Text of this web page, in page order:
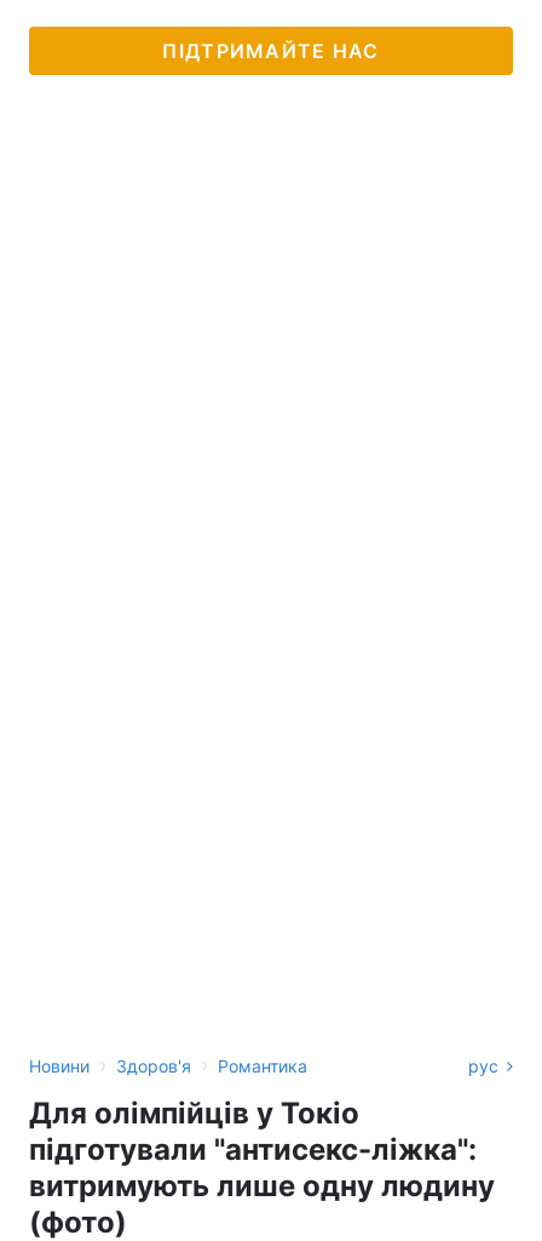
ПІДТРИМАЙТЕ НАС
Новини › Здоров'я › Романтика рус
Для олімпійців у Токіо
підготували "антисекс-ліжка":
витримують лише одну людину
(фото)